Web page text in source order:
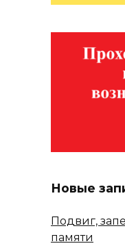
Новые
Подвиг,
памяти